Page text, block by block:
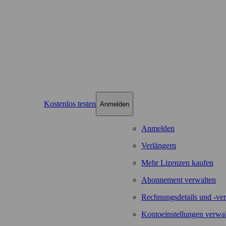
Kostenlos testen Anmelden
Anmelden
Verlängern
Mehr Lizenzen kaufen
Abonnement verwalten
Rechnungsdetails und -
Kontoeinstellungen